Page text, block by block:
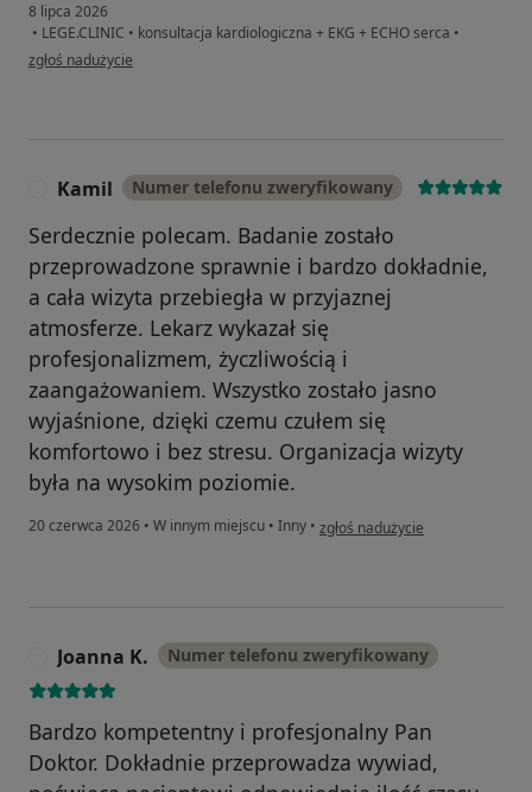
8 lipca 2026
• LEGE.CLINIC • konsultacja kardiologiczna + EKG + ECHO serca •
w opinii użytkownika Iwona
zgłoś nadużycie
Kamil Numer telefonu zweryfikowany
Serdecznie polecam. Badanie zostało
przeprowadzone sprawnie i bardzo dokładnie,
a cała wizyta przebiegła w przyjaznej
atmosferze. Lekarz wykazał się
profesjonalizmem, życzliwością i
zaangażowaniem. Wszystko zostało jasno
wyjaśnione, dzięki czemu czułem się
komfortowo i bez stresu. Organizacja wizyty
była na wysokim poziomie.
20 czerwca 2026 • W innym miejscu • Inny • w opinii użytkownika Kamil
zgłoś nadużycie
Joanna K. Numer telefonu zweryfikowany
Bardzo kompetentny i profesjonalny Pan
Doktor. Dokładnie przeprowadza wywiad,